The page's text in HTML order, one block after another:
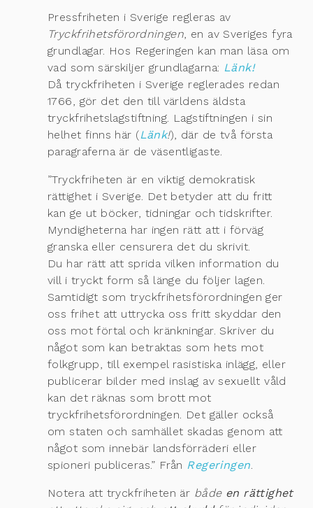
Pressfriheten i Sverige regleras av
Tryckfrihetsförordningen , en av Sveriges fyra
grundlagar. Hos Regeringen kan man läsa om
vad som särskiljer grundlagarna: Länk!
Då tryckfriheten i Sverige reglerades redan
1766, gör det den till världens äldsta
tryckfrihetslagstiftning. Lagstiftningen i sin
helhet finns här (Länk!), där de två första
paragraferna är de väsentligaste.
”Tryckfriheten är en viktig demokratisk
rättighet i Sverige. Det betyder att du fritt
kan ge ut böcker, tidningar och tidskrifter.
Myndigheterna har ingen rätt att i förväg
granska eller censurera det du skrivit.
Du har rätt att sprida vilken information du
vill i tryckt form så länge du följer lagen.
Samtidigt som tryckfrihetsförordningen ger
oss frihet att uttrycka oss fritt skyddar den
oss mot förtal och kränkningar. Skriver du
något som kan betraktas som hets mot
folkgrupp, till exempel rasistiska inlägg, eller
publicerar bilder med inslag av sexuellt våld
kan det räknas som brott mot
tryckfrihetsförordningen. Det gäller också
om staten och samhället skadas genom att
något som innebär landsförräderi eller
spioneri publiceras.” Från Regeringen.
Notera att tryckfriheten är både en rättighet